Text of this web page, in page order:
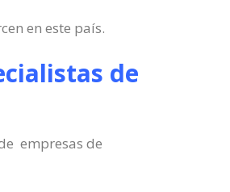
en este país.
de
empresas de